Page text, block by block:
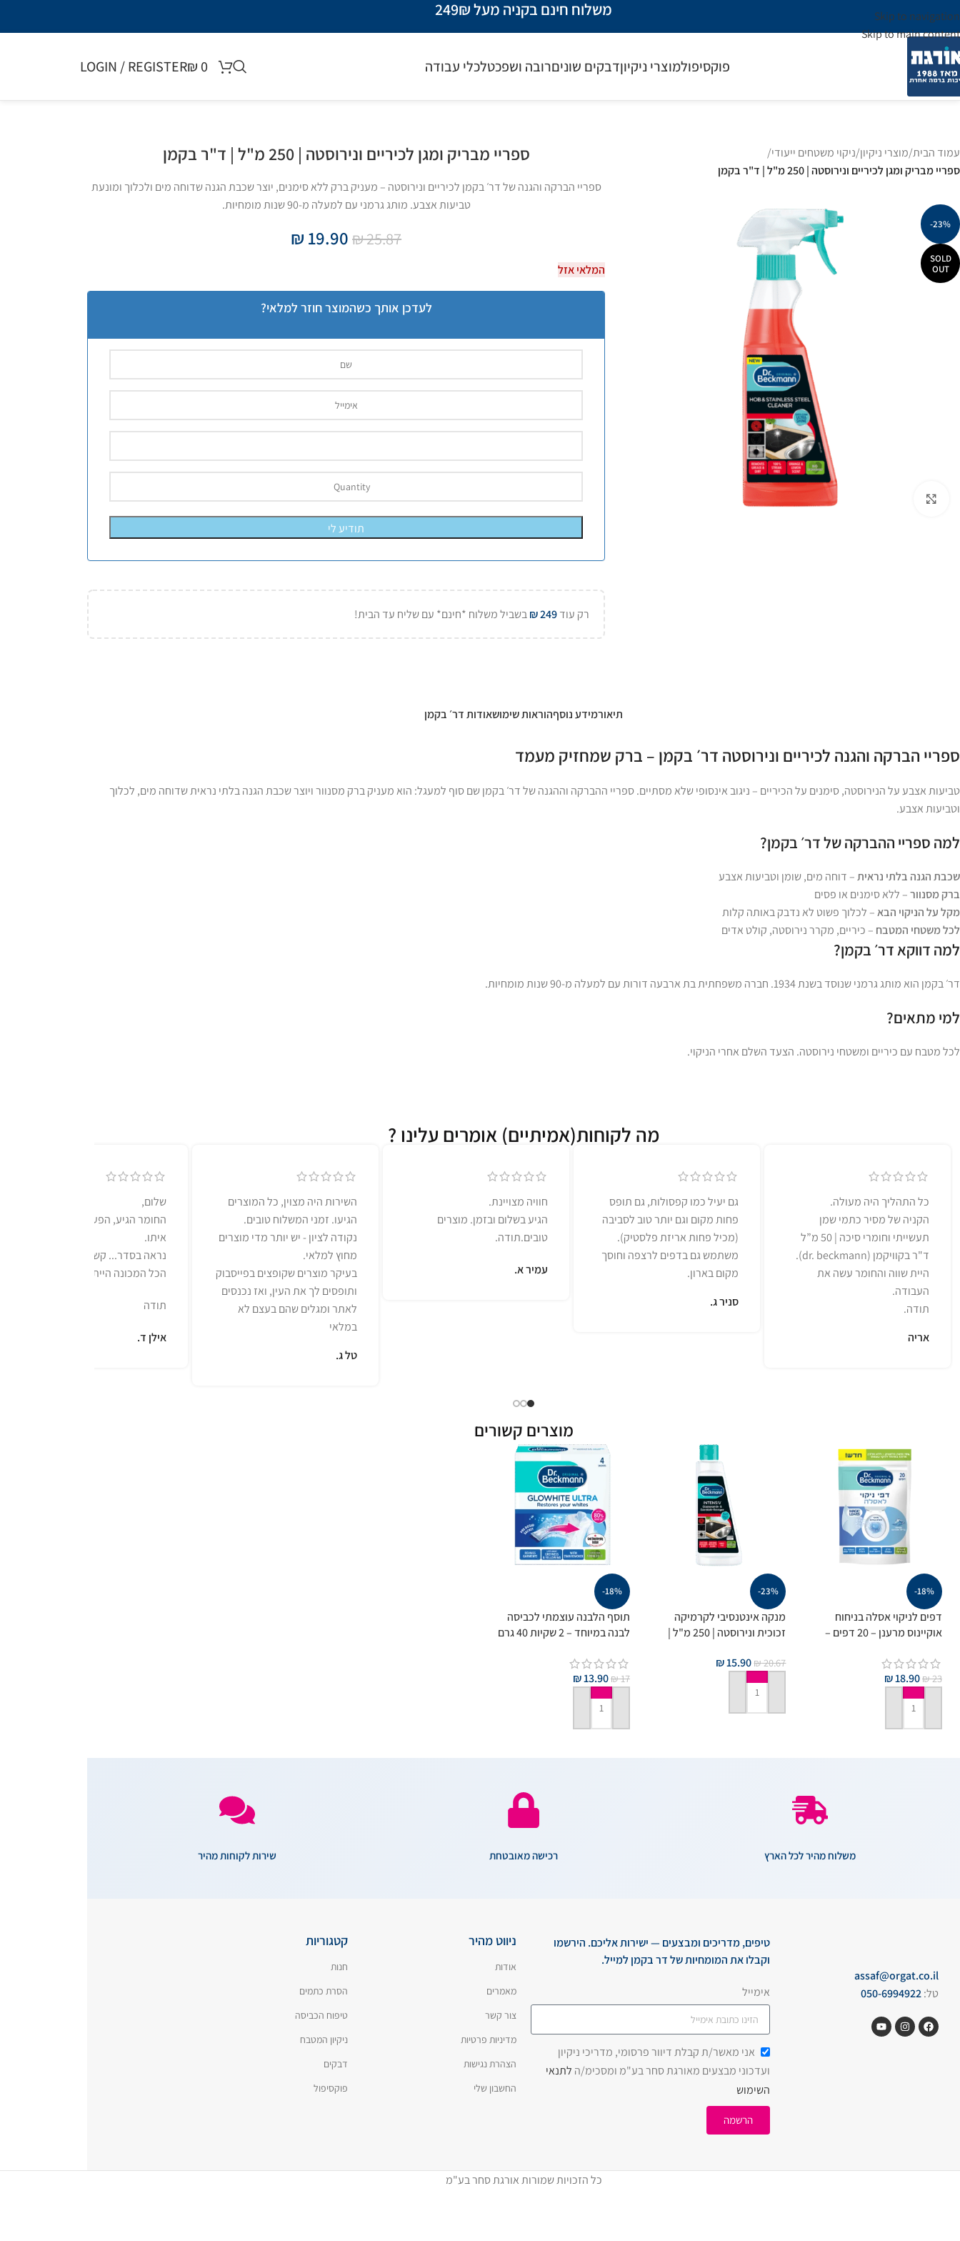
Skip to navigation
Skip to main content
משלוח חינם בקניה מעל 249₪
פוקסיפולמוצרי ניקיוןדבקים שוניםרובה ושפכטלכלי עבודה ₪0
LOGIN / REGISTER
עמוד הבית/מוצרי ניקיון/ניקוי משטחים ייעודי/
ספריי מבריק ומגן לכיריים ונירוסטה | 250 מ"ל | ד"ר בקמן
-23%
SOLD
OUT
ספריי מבריק ומגן לכיריים ונירוסטה | 250 מ"ל | ד"ר בקמן
ספריי הברקה והגנה של דר׳ בקמן לכיריים ונירוסטה – מעניק ברק ללא סימנים, יוצר שכבת הגנה שדוחה מים ולכלוך ומונעת
טביעות אצבע. מותג גרמני עם למעלה מ-90 שנות מומחיות.
₪25.87
₪ 19.90
המלאי אזל
לעדכן אותך כשהמוצר חוזר למלאי?
תודיע לי
רק עוד ₪249 בשביל משלוח *חינם* עם שליח עד הבית!
תיאורמידע נוסףהוראות שימושאודות דר׳ בקמן
ספריי הברקה והגנה לכיריים ונירוסטה דר׳ בקמן – ברק שמחזיק מעמד
טביעות אצבע על הנירוסטה, סימנים על הכיריים – ניגוב אינסופי שלא מסתיים. ספריי ההברקה וההגנה של דר׳ בקמן שם סוף למעגל: הוא מעניק ברק מסנוור ויוצר שכבת הגנה בלתי נראית שדוחה מים, לכלוך
וטביעות אצבע.
למה ספריי ההברקה של דר׳ בקמן?
שכבת הגנה בלתי נראית– דוחה מים, שומן וטביעות אצבע
ברק מסנוור– ללא סימנים או פסים
מקל על הניקוי הבא– לכלוך פשוט לא נדבק באותה קלות
לכל משטחי המטבח – כיריים, מקרר נירוסטה, קולט אדים
למה דווקא דר׳ בקמן?
דר׳ בקמן הוא מותג גרמני שנוסד בשנת 1934. חברה משפחתית בת ארבעה דורות עם למעלה מ-90 שנות מומחיות.
למי מתאים?
לכל מטבח עם כיריים ומשטחי נירוסטה. הצעד השלם אחרי הניקוי.
מה לקוחות(אמיתיים) אומרים עלינו ?
כל התהליך היה מעולה.
הקניה של מסיר כתמי שמן
תעשייתי וחומרי סיכה | 50 מ”ל
ד"ר בקוויקמן (dr. beckmann).
היית שווה והחומר עשה את
העבודה.
תודה.
אריה
גם יעיל כמו קפסולות, גם תופס
פחות מקום וגם יותר טוב לסביבה
(מכיל פחות אריזת פלסטיק).
משתמש גם בדפים לרצפה וחוסך
מקום בארון.
סניר ג.
חוויה מצויינת.
הגיע בשלום ובזמן. מוצרים
טובים.תודה.
עמיר א.
השירות היה מצוין, כל המוצרים
הגיעו. זמני המשלוח טובים.
נקודה לציון - יש יותר מדי מוצרים
מחוץ למלאי.
בעיקר מוצרים שקופצים בפייסבוק
ותופסים לך את העין, ואז נכנסים
לאתר ומגלים שהם בעצם לא
במלאי
טל ג.
שלום,
החומר הגיע, הפעלתי את המכונה
איתו.
נראה בסדר... קשה לראות. בסך
הכל המכונה הייתה נקיה
תודה
אילן ד.
מוצרים קשורים
-18%
דפים לניקוי אסלה בניחוח
אוקיינוס מרענן – 20 דפים –
₪23
₪18.90
הוספה לסל
-23%
מנקה אינטנסיבי לקרמיקה
זכוכית ונירוסטה | 250 מ"ל |
₪20.67
₪15.90
הוספה לסל
-18%
תוסף הלבנה עוצמתי לכביסה
לבנה במיוחד – 2 שקיות 40 גרם
₪17
₪13.90
הוספה לסל
משלוח מהיר לכל הארץ רכישה מאובטחת שירות לקוחות מהיר
assaf@orgat.co.il
טל:050-6994922
טיפים, מדריכים ומבצעים — ישירות אליכם. הירשמו
וקבלו את המומחיות של דר בקמן למייל.
אימייל
אני מאשר/ת קבלת דיוור פרסומי, מדריכי ניקיון
ועדכוני מבצעים מאורגת סחר בע"מ ומסכימ/ה לתנאי
השימוש
הרשמה
ניווט מהיר
אודות
מאמרים
צור קשר
מדיניות פרטיות
הצהרת נגישות
החשבון שלי
קטגוריות
חנות
הסרת כתמים
טיפוח הכביסה
ניקיון המטבח
דבקים
פוקסיפול
כל הזכויות שמורות אורגת סחר בע"מ